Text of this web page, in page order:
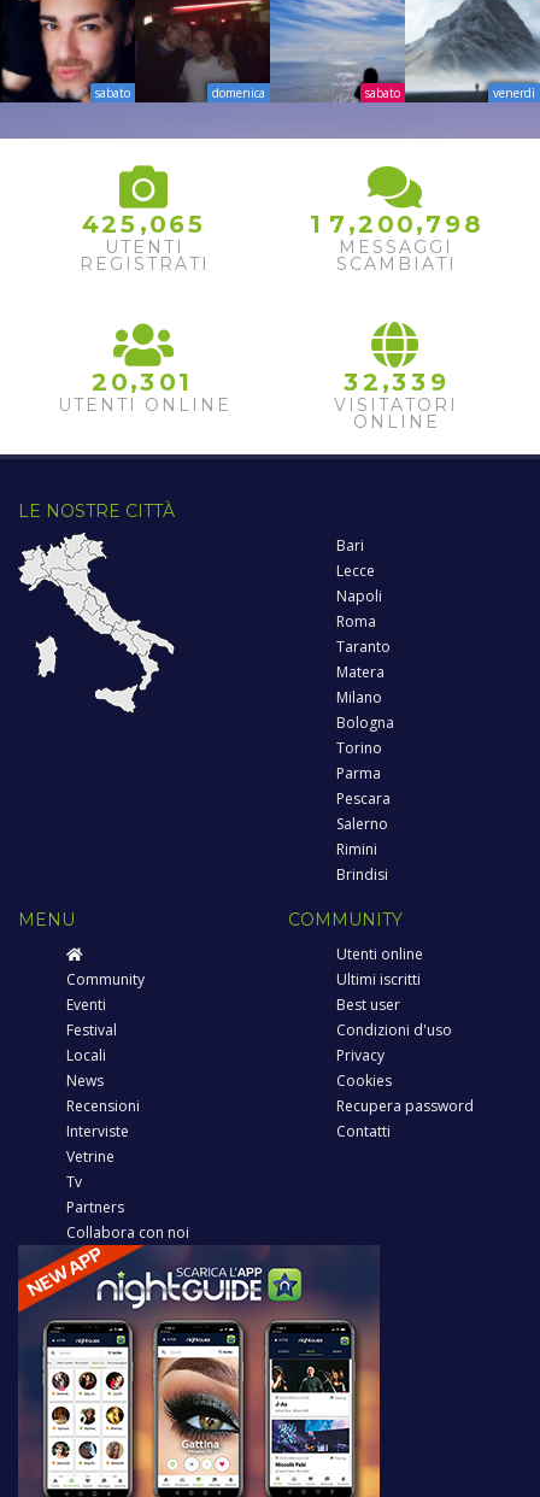
sabato domenica sabato venerdì
425 ,065
UTENTI
REGISTRATI
1 7 ,2 00,7 98
MESSAGGI
SCAMBIATI
2 0,3 01
UTENTI ONLINE
32 ,33 9
VISITATORI
ONLINE
LE NOSTRE CITTÀ
Bari
Lecce
Napoli
Roma
Taranto
Matera
Milano
Bologna
Torino
Parma
Pescara
Salerno
Rimini
Brindisi
MENU
Community
Eventi
Festival
Locali
News
Recensioni
Interviste
Vetrine
Tv
Partners
Collabora con noi
COMMUNITY
Utenti online
Ultimi iscritti
Best user
Condizioni d'uso
Privacy
Cookies
Recupera password
Contatti